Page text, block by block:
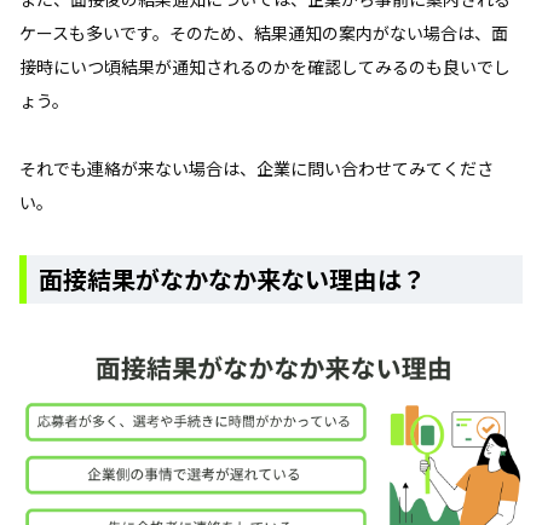
ケースも多いです。そのため、結果通知の案内がない場合は、面
接時にいつ頃結果が通知されるのかを確認してみるのも良いでし
ょう。
それでも連絡が来ない場合は、企業に問い合わせてみてくださ
い。
面接結果がなかなか来ない理由は？